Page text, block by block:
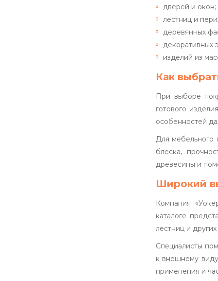
дверей и окон;
лестниц и
деревянных
декоративных
изделий из
Как
При выборе
готового
особенностей
Для мебельного
блеска,
древесины и
Широкий
Компания
каталоге
лестниц и
Специалисты
к внешнему
применения и